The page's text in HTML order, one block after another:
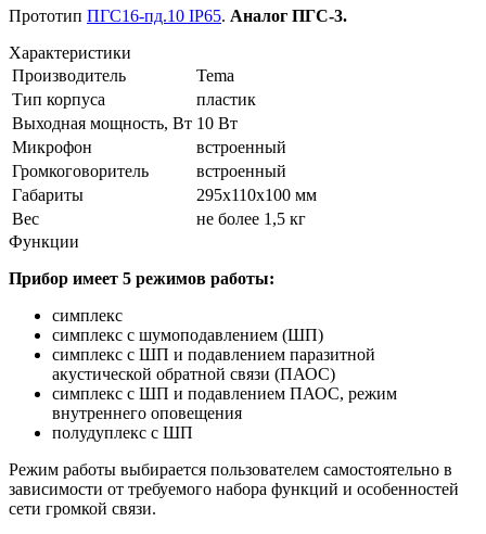
Прототип ПГС16-пд.10 IP65. Аналог ПГС-3.
Характеристики
Производитель
Tema
Тип корпуса
пластик
Выходная мощность, Вт 10 Вт
Микрофон
встроенный
Громкоговоритель
встроенный
Габариты
295х110х100 мм
Вес
не более 1,5 кг
Функции
Прибор имеет 5 режимов работы:
симплекс
симплекс с шумоподавлением (ШП)
симплекс с ШП и подавлением паразитной
акустической обратной связи (ПАОС)
симплекс с ШП и подавлением ПАОС, режим
внутреннего оповещения
полудуплекс с ШП
Режим работы выбирается пользователем самостоятельно в
зависимости от требуемого набора функций и особенностей
сети громкой связи.